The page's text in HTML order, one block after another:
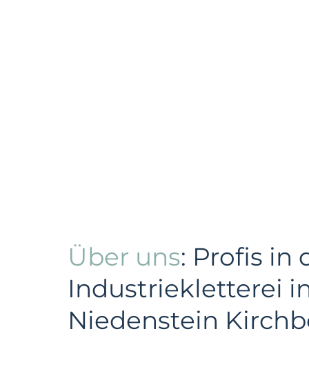
Über uns: Profis in
Industriekletterei
Niedenstein